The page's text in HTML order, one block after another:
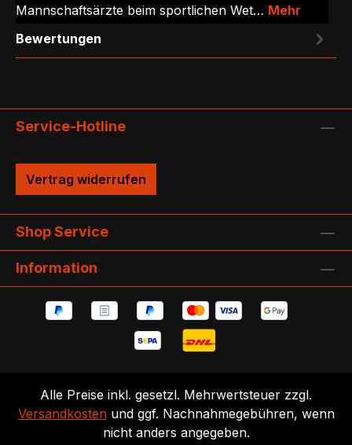
Mannschaftsärzte beim sportlichen Wet… Mehr
Bewertungen
Service-Hotline
Vertrag widerrufen
Shop Service
Information
Alle Preise inkl. gesetzl. Mehrwertsteuer zzgl.
Versandkosten und ggf. Nachnahmegebühren, wenn
nicht anders angegeben.